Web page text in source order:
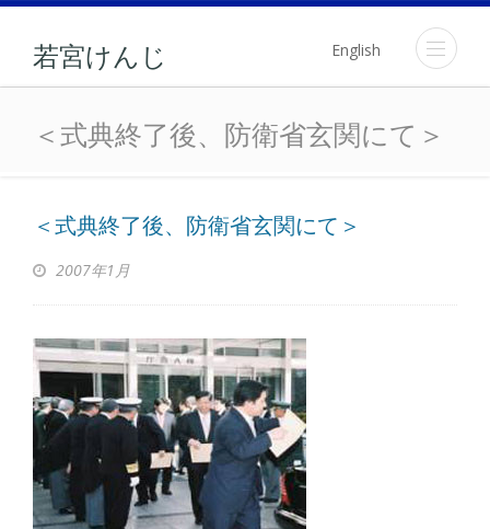
若宮けんじ English
＜式典終了後、防衛省玄
＜式典終了後、防衛省玄関にて＞
＜式典終了後、防衛省玄関にて＞
2007年1月